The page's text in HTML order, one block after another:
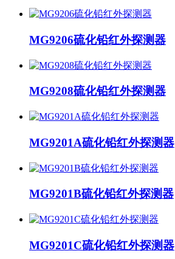
MG9206硫化铅红外探测器
MG9208硫化铅红外探测器
MG9201A硫化铅红外探测器
MG9201B硫化铅红外探测器
MG9201C硫化铅红外探测器